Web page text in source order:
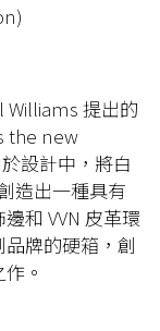
Williams 提出的
the new
設計中，將白
造出一種具有
和 VVN 皮革環
牌的硬箱，創
。